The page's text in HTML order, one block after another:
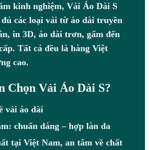
kinh nghiệm, Vải Áo Dài S
các loại vải từ áo dài truyền
in 3D, áo dài trơn, gấm đến
Tất cả đều là hàng Việt
cao.
Chọn Vải Áo Dài S?
vải áo dài
chuẩn dáng – hợp làn da
tại Việt Nam, an tâm về chất